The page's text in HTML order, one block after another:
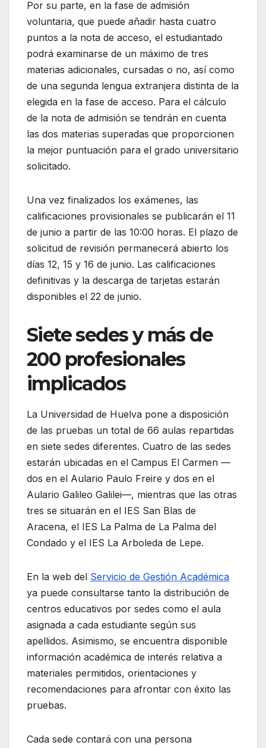
Por su parte, en la fase de admisión
voluntaria, que puede añadir hasta cuatro
puntos a la nota de acceso, el estudiantado
podrá examinarse de un máximo de tres
materias adicionales, cursadas o no, así como
de una segunda lengua extranjera distinta de la
elegida en la fase de acceso. Para el cálculo
de la nota de admisión se tendrán en cuenta
las dos materias superadas que proporcionen
la mejor puntuación para el grado universitario
solicitado.
Una vez finalizados los exámenes, las
calificaciones provisionales se publicarán el 11
de junio a partir de las 10:00 horas. El plazo de
solicitud de revisión permanecerá abierto los
días 12, 15 y 16 de junio. Las calificaciones
definitivas y la descarga de tarjetas estarán
disponibles el 22 de junio.
Siete sedes y más de
200 profesionales
implicados
La Universidad de Huelva pone a disposición
de las pruebas un total de 66 aulas repartidas
en siete sedes diferentes. Cuatro de las sedes
estarán ubicadas en el Campus El Carmen —
dos en el Aulario Paulo Freire y dos en el
Aulario Galileo Galilei—, mientras que las otras
tres se situarán en el IES San Blas de
Aracena, el IES La Palma de La Palma del
Condado y el IES La Arboleda de Lepe.
En la web del Servicio de Gestión Académica
ya puede consultarse tanto la distribución de
centros educativos por sedes como el aula
asignada a cada estudiante según sus
apellidos. Asimismo, se encuentra disponible
información académica de interés relativa a
materiales permitidos, orientaciones y
recomendaciones para afrontar con éxito las
pruebas.
Cada sede contará con una persona